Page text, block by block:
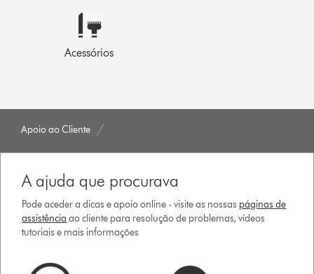
Acessórios
Apoio ao Cliente
A ajuda que procurava
Pode aceder a dicas e apoio online - visite as nossas páginas de
assistência ao cliente para resolução de problemas, vídeos
tutoriais e mais informações